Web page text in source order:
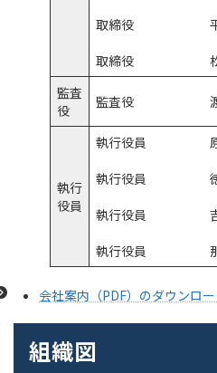
取締役 平林
取締役 松澤
監査
役
監査役 渡辺
執行
役員
執行役員 原
執行役員 徳
執行役員 吉
執行役員 那
会社案内（PDF）のダウンロ
組織図